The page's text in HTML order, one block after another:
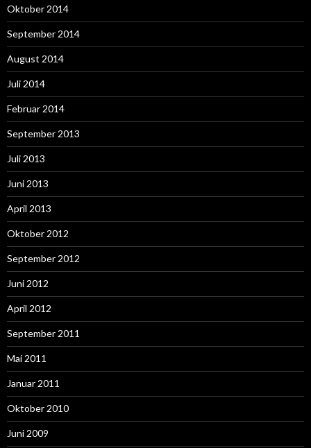
Oktober 2014
September 2014
August 2014
Juli 2014
Februar 2014
September 2013
Juli 2013
Juni 2013
April 2013
Oktober 2012
September 2012
Juni 2012
April 2012
September 2011
Mai 2011
Januar 2011
Oktober 2010
Juni 2009